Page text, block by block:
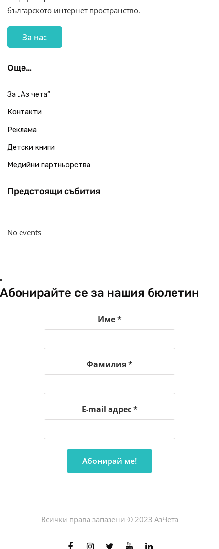
българското интернет пространство.
За нас
Още…
За „Аз чета“
Контакти
Реклама
Детски книги
Медийни партньорства
Предстоящи събития
No events
Абонирайте се за нашия бюлетин
Име*
Фамилия*
E-mail адрес*
Всички права запазени © 2023 АзЧета